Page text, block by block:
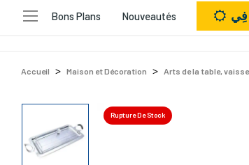
Bons Plans Nouveautés
Accueil Maison et Décoration Arts de la table,
Rupture De Stock